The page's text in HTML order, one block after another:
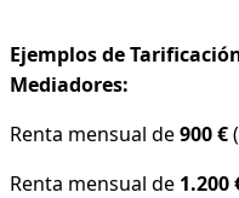
Ejemplos de
Mediadores:
Renta mensual de900 €(
Renta mensual de 1.200